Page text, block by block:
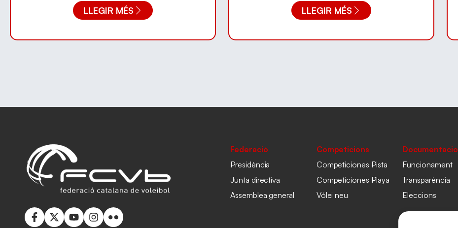
LLEGIR MÉS LLEGIR MÉS
Federació
Presidència
Junta directiva
Assemblea general
Competicions
Competiciones Pista
Competiciones Playa
Vólei neu
Documentacio
Funcionament
Transparència
Eleccions